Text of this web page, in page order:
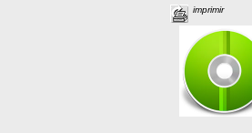
imprimir